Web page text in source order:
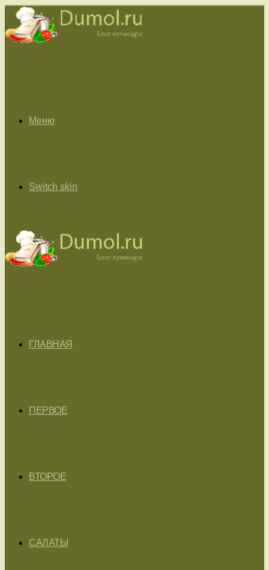
Меню
Switch skin
ГЛАВНАЯ
ПЕРВОЕ
ВТОРОЕ
САЛАТЫ